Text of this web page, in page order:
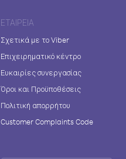
ΕΤΑΙΡΕΊΑ
Σχετικά με το Viber
Επιχειρηματικό κέντρο
Ευκαιρίες συνεργασίας
Όροι και Προϋποθέσεις
Πολιτική απορρήτου
Customer Complaints Code